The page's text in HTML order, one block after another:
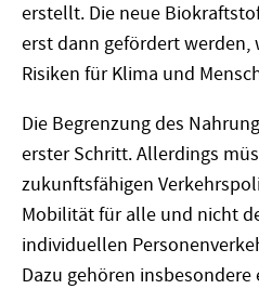
erstellt. Die neue
erst dann gefördert
Risiken für Klima und
Die Begrenzung des
erster Schritt. Allerdings
zukunftsfähigen
Mobilität für alle und nicht
individuellen
Dazu gehören